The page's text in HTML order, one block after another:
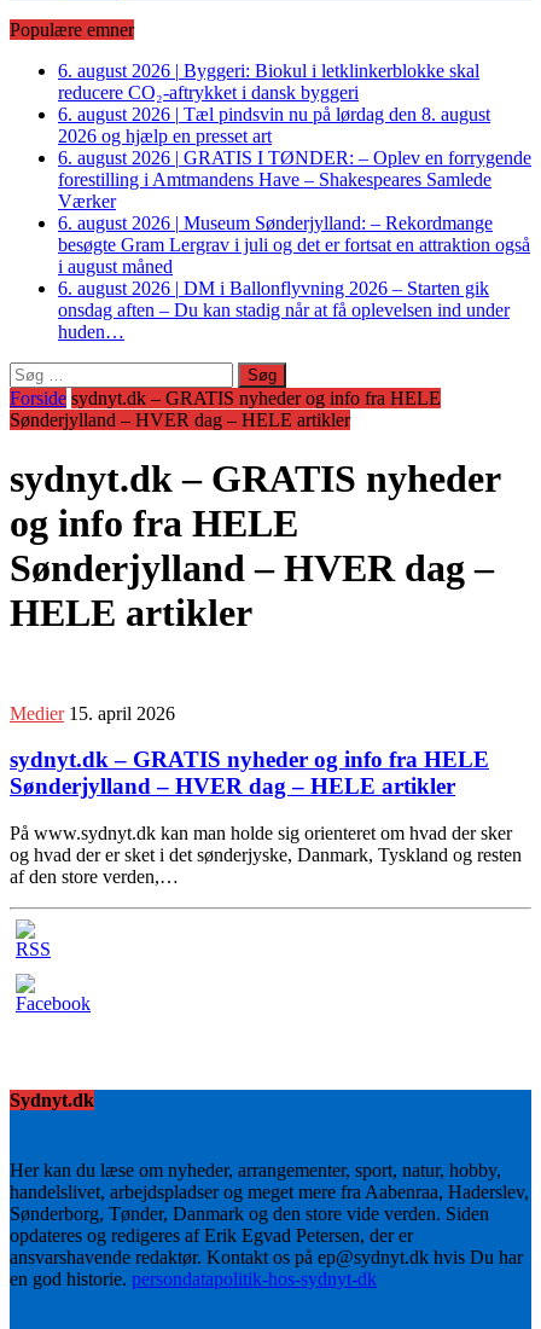
Populære emner
6. august 2026 | Byggeri: Biokul i letklinkerblokke skal
reducere CO₂-aftrykket i dansk byggeri
6. august 2026 | Tæl pindsvin nu på lørdag den 8. august
2026 og hjælp en presset art
6. august 2026 | GRATIS I TØNDER: – Oplev en forrygende
forestilling i Amtmandens Have – Shakespeares Samlede
Værker
6. august 2026 | Museum Sønderjylland: – Rekordmange
besøgte Gram Lergrav i juli og det er fortsat en attraktion også
i august måned
6. august 2026 | DM i Ballonflyvning 2026 – Starten gik
onsdag aften – Du kan stadig når at få oplevelsen ind under
huden…
Søg
efter:
Forside sydnyt.dk – GRATIS nyheder og info fra HELE
Sønderjylland – HVER dag – HELE artikler
sydnyt.dk – GRATIS nyheder
og info fra HELE
Sønderjylland – HVER dag –
HELE artikler
Medier 15. april 2026
sydnyt.dk – GRATIS nyheder og info fra HELE
Sønderjylland – HVER dag – HELE artikler
På www.sydnyt.dk kan man holde sig orienteret om hvad der sker
og hvad der er sket i det sønderjyske, Danmark, Tyskland og resten
af den store verden,…
Sydnyt.dk
Her kan du læse om nyheder, arrangementer, sport, natur, hobby,
handelslivet, arbejdspladser og meget mere fra Aabenraa, Haderslev,
Sønderborg, Tønder, Danmark og den store vide verden. Siden
opdateres og redigeres af Erik Egvad Petersen, der er
ansvarshavende redaktør. Kontakt os på ep@sydnyt.dk hvis Du har
en god historie. persondatapolitik-hos-sydnyt-dk